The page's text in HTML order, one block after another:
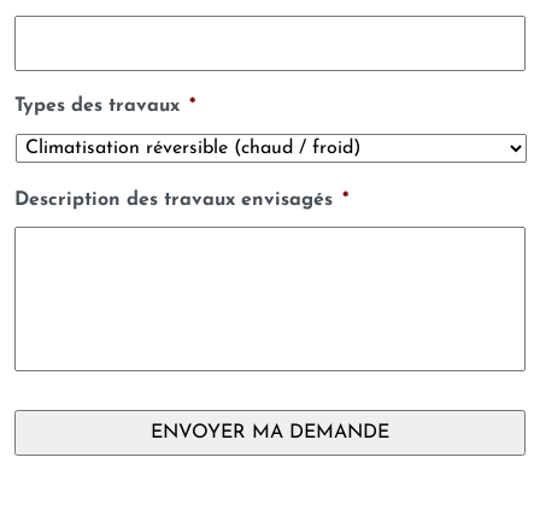
Types des travaux *
Description des travaux envisagés *